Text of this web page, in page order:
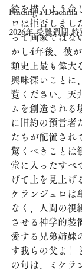
Finding a Drachma
2026年 受難週間
絵を描くよう命
ロは拒否しまし
って画家ではな
かし4年後、彼
類史上最も偉大
興味深いことに
覧ください。天
ムを創造される
に旧約の預言者
たちが配置され
驚くべきことは
堂に入ったすべ
げて上を見上げ
ケランジェロは
なく、人間の視
させる神学的装
愛する兄弟姉妹
す我らの父よ」
の句は、ミケラ